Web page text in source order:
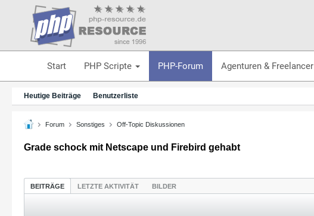
Start PHP Scripte PHP-Forum Agenturen & Freelancer
Heutige Beiträge Benutzerliste
Forum Sonstiges Off-Topic Diskussionen
Grade schock mit Netscape und Firebird gehabt
BEITRÄGE LETZTE AKTIVITÄT BILDER